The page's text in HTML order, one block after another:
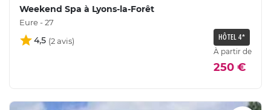
Weekend Spa à Lyons-la-Forêt
Eure - 27
4,5 HÔTEL 4*
À partir de
250 €